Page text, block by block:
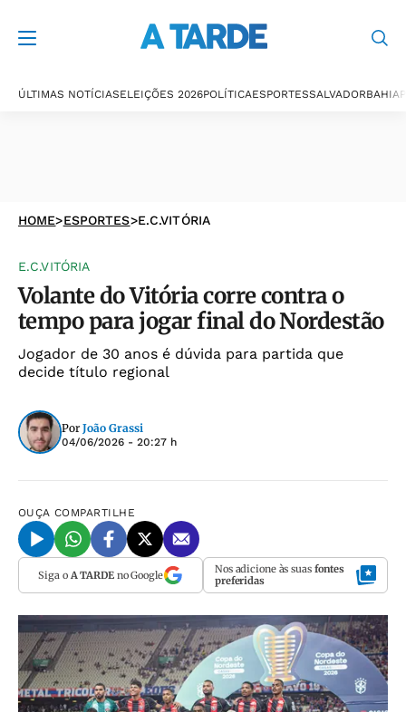
ÚLTIMAS NOTÍCIASELEIÇÕES 2026POLÍTICAESPORTESSALVADORBAHIA
HOME>ESPORTES>E.C.VITÓRIA
E.C.VITÓRIA
Volante do Vitória corre contra o
tempo para jogar final do Nordestão
Jogador de 30 anos é dúvida para partida que
decide título regional
Por João Grassi
04/06/2026 - 20:27 h
OUÇA COMPARTILHE
Siga o A TARDEno Google Nos adicione às suas fontes
preferidas